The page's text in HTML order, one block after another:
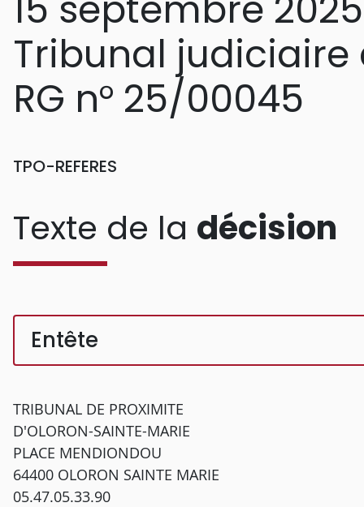
Tribunal judiciaire
RG n° 25/00045
TPO-REFERES
Texte de la décision
Entête
TRIBUNAL DE PROXIMITE
D'OLORON-SAINTE-MARIE
PLACE MENDIONDOU
64400 OLORON SAINTE MARIE
05.47.05.33.90